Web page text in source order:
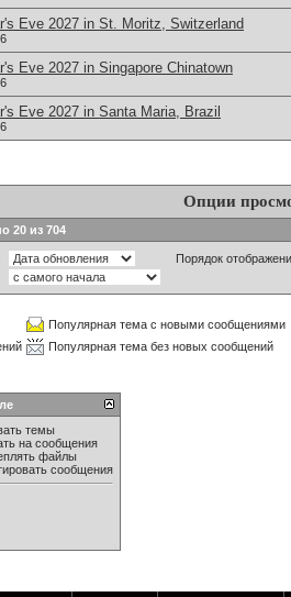
Eve 2027 in St. Moritz, Switzerland
Eve 2027 in Singapore Chinatown
Eve 2027 in Santa Maria, Brazil
Опции
20 из 704
Порядок
Популярная тема с новыми сообщениями
Популярная тема без новых сообщений
темы
на сообщения
файлы
сообщения